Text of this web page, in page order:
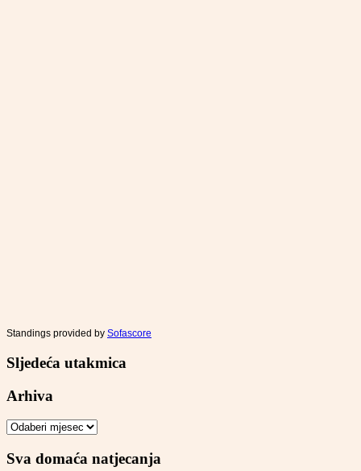
Standings provided by Sofascore
Sljedeća utakmica
Arhiva
Arhiva
Sva domaća natjecanja